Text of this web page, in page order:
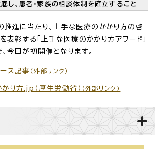
底し、患者・家族の相談体制を確立すること
推進に当たり、上手な医療のかかり方の啓
表彰する「上手な医療のかかり方アワード」
今回が初開催となります。
ス記事 （外部リンク）
り方.jp（厚生労働省） （外部リンク）